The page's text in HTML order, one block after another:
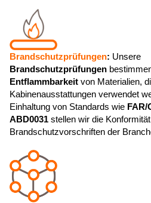
Brandschutzprüfungen: Unsere
Brandschutzprüfungen
Entflammbarkeit von Materialien,
Kabinenausstattungen verwendet
Einhaltung von Standards wie FAR/
ABD0031 stellen wir die
Brandschutzvorschriften der